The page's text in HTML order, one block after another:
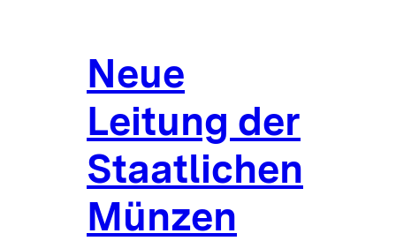
Neue
Leitung der
Staatlichen
Münzen